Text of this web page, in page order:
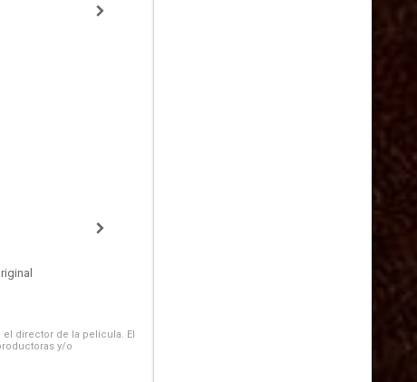
director de la película. El
y/o